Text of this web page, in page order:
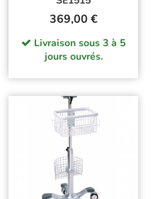
Prix
369,00 €
Livraison sous 3 à 5
jours ouvrés.